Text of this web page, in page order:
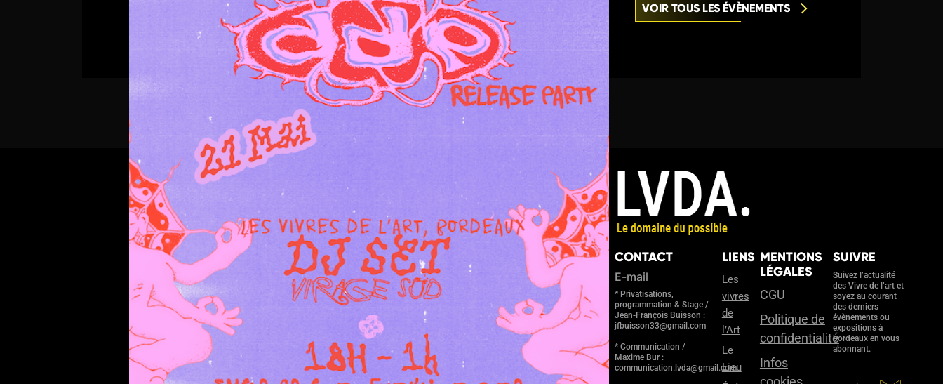
VOIR TOUS LES ÉVÈNEMENTS
CONTACT
E-mail
* Privatisations,
programmation & Stage /
Jean-François Buisson :
jfbuisson33@gmail.com
* Communication /
Maxime Bur :
communication.lvda@gmail.com
LIENS
Les
vivres
de
l’Art
Le
Lieu
MENTIONS
LÉGALES
CGU
Politique de
confidentialité
Infos
SUIVRE
Suivez l’actualité
des Vivre de l’art et
soyez au courant
des derniers
évènements ou
expositions à
bordeaux en vous
abonnant.